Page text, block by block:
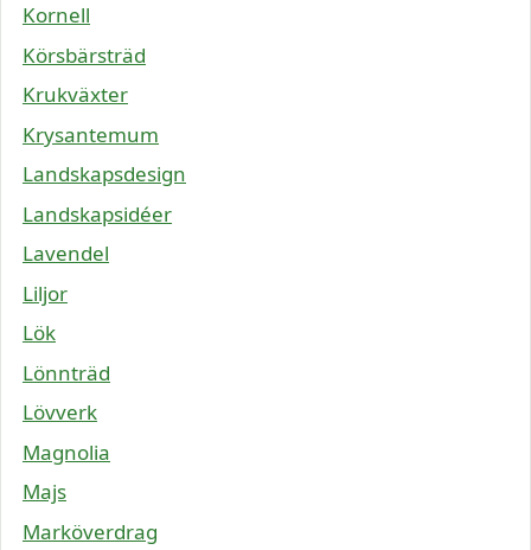
Kornell
Körsbärsträd
Krukväxter
Krysantemum
Landskapsdesign
Landskapsidéer
Lavendel
Liljor
Lök
Lönnträd
Lövverk
Magnolia
Majs
Marköverdrag